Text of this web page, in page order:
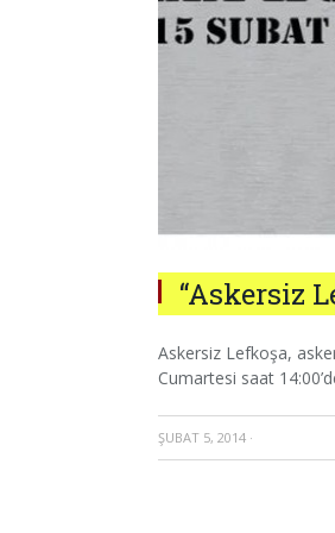
“Askersiz
Askersiz Lefkoşa,
Cumartesi saat
ŞUBAT 5, 2014 ·